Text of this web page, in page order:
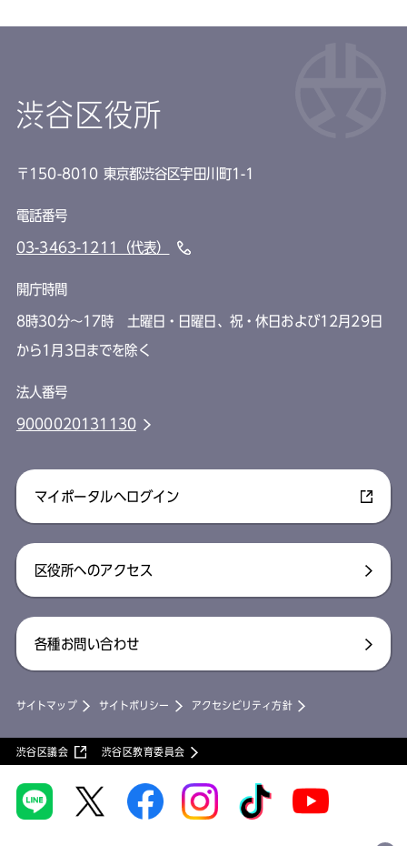
渋谷区役所
〒150-8010 東京都渋谷区宇田川町1-1
電話番号
03-3463-1211（代表）
開庁時間
8時30分～17時 土曜日・日曜日、祝・休日および12月29日
から1月3日までを除く
法人番号
9000020131130
マイポータルへログイン
区役所へのアクセス
各種お問い合わせ
サイトマップ サイトポリシー アクセシビリティ方針
渋谷区議会 渋谷区教育委員会